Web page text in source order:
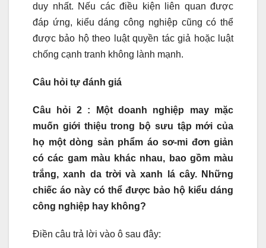
duy nhất. Nếu các điều kiện liên quan được
đáp ứng, kiểu dáng công nghiệp cũng có thể
được bảo hộ theo luật quyền tác giả hoặc luật
chống cạnh tranh không lành mạnh.
Câu hỏi tự đánh giá
Câu hỏi 2 : Một doanh nghiệp may mặc
muốn giới thiệu trong bộ sưu tập mới của
họ một dòng sản phẩm áo sơ-mi đơn giản
có các gam màu khác nhau, bao gồm màu
trắng, xanh da trời và xanh lá cây. Những
chiếc áo này có thể được bảo hộ kiểu dáng
công nghiệp hay không?
Điền câu trả lời vào ô sau đây: